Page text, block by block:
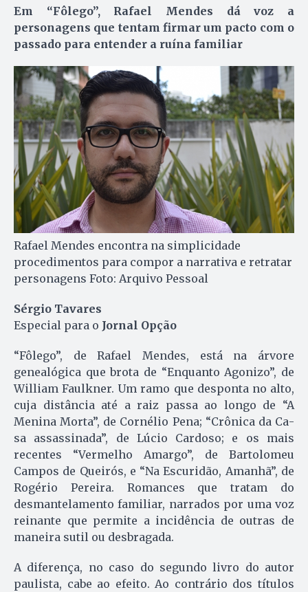
Em “Fôlego”, Rafael Mendes dá voz a
personagens que tentam firmar um pacto com o
passado para entender a ruína familiar
Rafael Mendes encontra na simplicidade
procedimentos para compor a narrativa e retratar
personagens Foto: Arquivo Pessoal
Sérgio Tavares
Especial para o Jornal Opção
“Fôlego”, de Rafael Men­des, está na árvore
genealógica que brota de “Enquanto Agonizo”, de
William Faul­kner. Um ra­mo que desponta no alto,
cuja distância a­té a raiz pas­sa ao longo de “A
Menina Mor­ta”, de Cornélio Pena; “Crônica da Ca­
sa assassinada”, de Lúcio Cardoso; e os mais
recentes “Ver­melho A­mar­go”, de Bartolomeu
Campos de Quei­rós, e “Na Escuri­dão, Ama­nhã”, de
Rogério Pe­reira. Roman­ces que tratam do
desmantelamento fa­mi­liar, narrados por uma voz
reinante que permite a incidência de outras de
maneira sutil ou desbragada.
A diferença, no caso do segundo livro do autor
paulista, cabe ao efeito. Ao contrário dos títulos